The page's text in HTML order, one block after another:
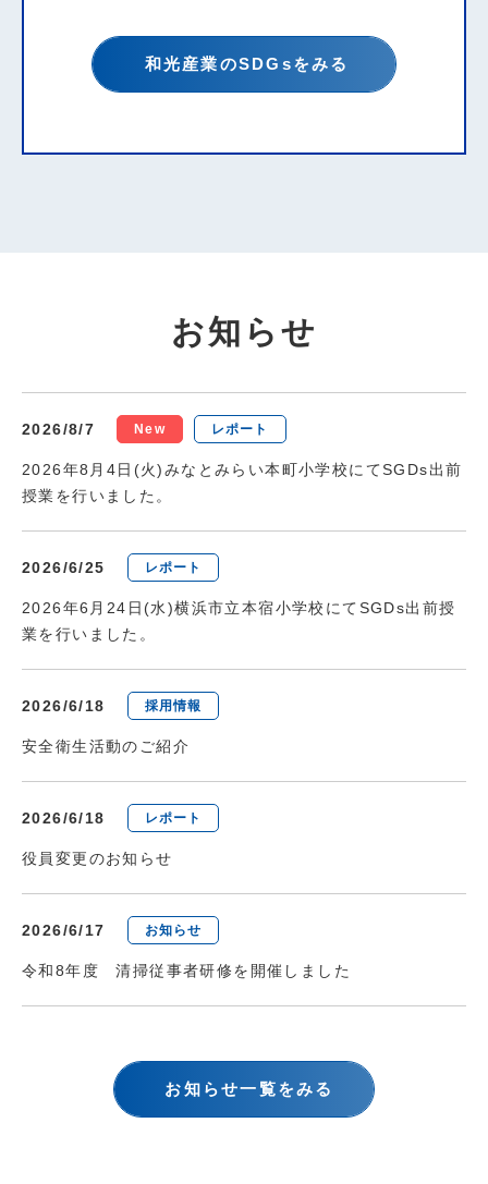
和光産業のSDGsをみる
お知らせ
2026/8/7 New レポート
2026年8月4日(火)みなとみらい本町小学校にてSGDs出前
授業を行いました。
2026/6/25 レポート
2026年6月24日(水)横浜市立本宿小学校にてSGDs出前授
業を行いました。
2026/6/18 採用情報
安全衛生活動のご紹介
2026/6/18 レポート
役員変更のお知らせ
2026/6/17 お知らせ
令和8年度 清掃従事者研修を開催しました
お知らせ一覧をみる